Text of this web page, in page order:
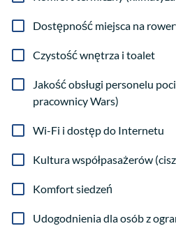
Dostępność miejsca na
Czystość wnętrza i toalet
Jakość obsługi personelu
pracownicy Wars)
Wi-Fi i dostęp do Internetu
Kultura współpasażerów
Komfort siedzeń
Udogodnienia dla osób z